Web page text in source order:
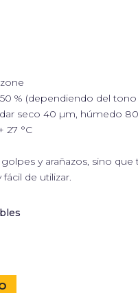
% (dependiendo del
seco 40 µm, húmedo
27 °C
y arañazos, sino
fácil de utilizar.